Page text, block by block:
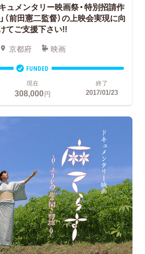
ュメンタリー映画祭・特別招請作
（前田憲二監督）の上映会実現に向
てご支援下さい!!
京都府 映画
FUNDED
現在
308,000円
終了
2017/01/23